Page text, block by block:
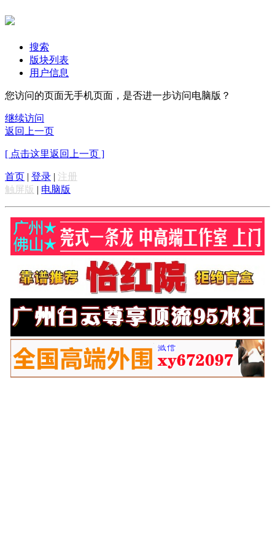
搜索
版块列表
用户信息
您访问的页面无手机页面，是否进一步访问电脑版？
继续访问
返回上一页
[ 点击这里返回上一页 ]
首页 | 登录 | 注册
触屏版 | 电脑版